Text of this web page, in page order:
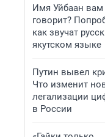
Имя Уйбаан
говорит?
как звучат
якутском языке
Путин вывел
Что изменит
легализации
в России